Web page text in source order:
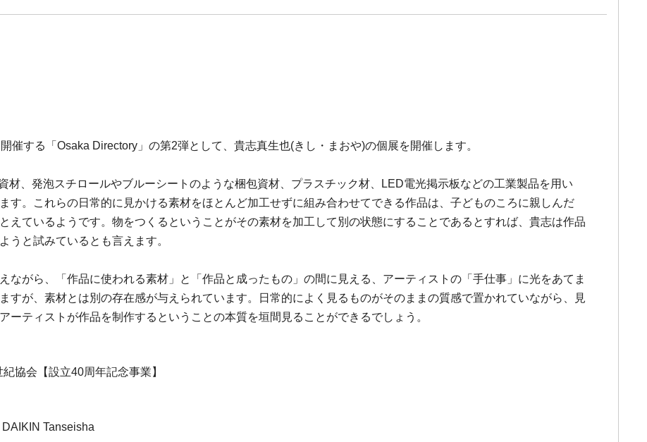
催する「Osaka Directory」の第2弾として、貴志真生也(きし・まおや)の個展を開催します。
材、発泡スチロールやブルーシートのような梱包資材、プラスチック材、LED電光掲示板などの工業製品を用い
す。これらの日常的に見かける素材をほとんど加工せずに組み合わせてできる作品は、子どものころに親しんだ
えているようです。物をつくるということがその素材を加工して別の状態にすることであるとすれば、貴志は作品
うと試みているとも言えます。
ながら、「作品に使われる素材」と「作品と成ったもの」の間に見える、アーティストの「手仕事」に光をあてま
すが、素材とは別の存在感が与えられています。日常的によく見るものがそのままの質感で置かれていながら、見
ーティストが作品を制作するということの本質を垣間見ることができるでしょう。
協会【設立40周年記念事業】
Tanseisha